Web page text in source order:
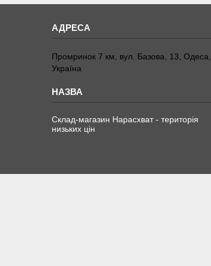
Промринок 7 км, вул. Базова, 13, Одеса,
Україна
Склад-магазин Нарасхват - територія
низьких цін